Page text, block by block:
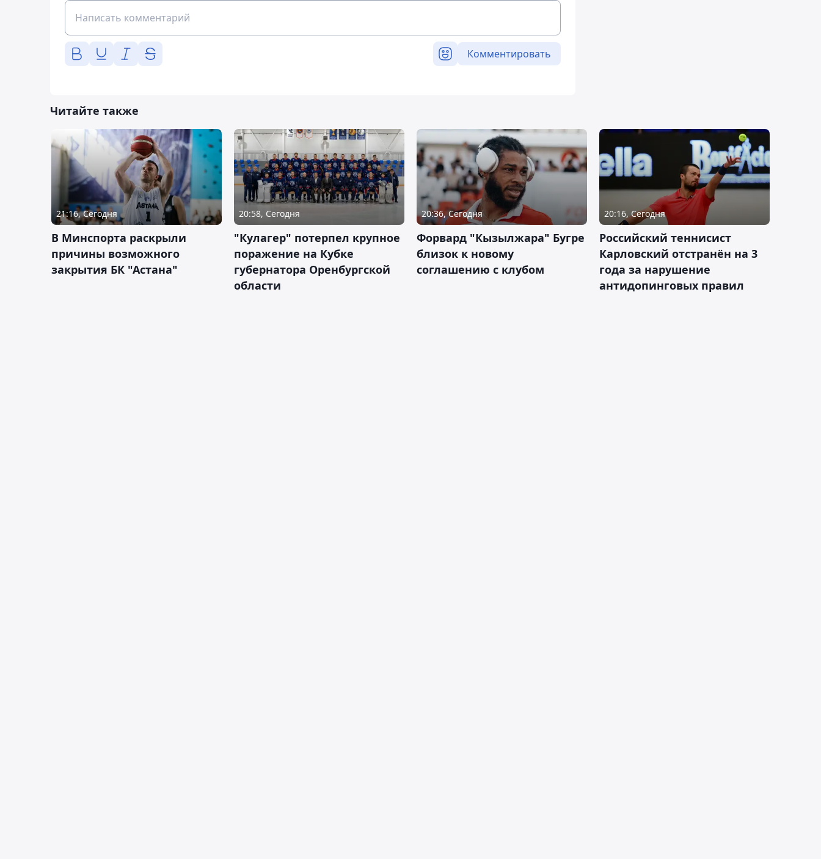
Комментировать
Читайте также
21:16, Сегодня
В Минспорта раскрыли
причины возможного
закрытия БК "Астана"
20:58, Сегодня
"Кулагер" потерпел крупное
поражение на Кубке
губернатора Оренбургской
области
20:36, Сегодня
Форвард "Кызылжара" Бугре
близок к новому
соглашению с клубом
20:16, Сегодня
Российский теннисист
Карловский отстранён на 3
года за нарушение
антидопинговых правил